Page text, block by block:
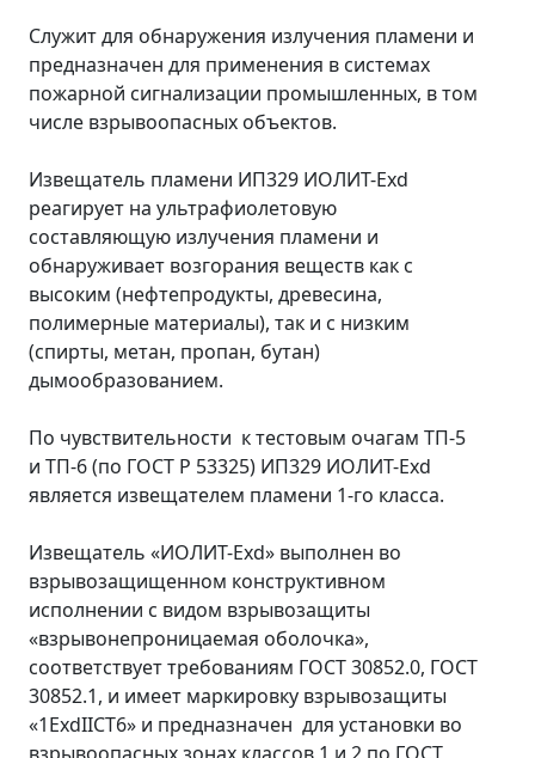
Служит для обнаружения излучения пламени и
предназначен для применения в системах
пожарной сигнализации промышленных, в том
числе взрывоопасных объектов.
Извещатель пламени ИП329 ИОЛИТ-Ехd
реагирует на ультрафиолетовую
составляющую излучения пламени и
обнаруживает возгорания веществ как с
высоким (нефтепродукты, древесина,
полимерные материалы), так и с низким
(спирты, метан, пропан, бутан)
дымообразованием.
По чувствительности к тестовым очагам ТП-5
и ТП-6 (по ГОСТ Р 53325) ИП329 ИОЛИТ-Ехd
является извещателем пламени 1-го класса.
Извещатель «ИОЛИТ-Exd» выполнен во
взрывозащищенном конструктивном
исполнении с видом взрывозащиты
«взрывонепроницаемая оболочка»,
соответствует требованиям ГОСТ 30852.0, ГОСТ
30852.1, и имеет маркировку взрывозащиты
«1ExdIIСT6» и предназначен для установки во
взрывоопасных зонах классов 1 и 2 по ГОСТ